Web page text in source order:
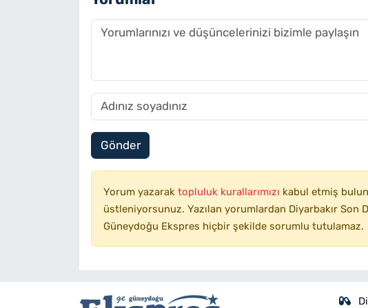
Gönder
Yorum yazarak topluluk kurallarımızı kabul etmiş
üstleniyorsunuz. Yazılan yorumlardan Diyarbakır Son
Güneydoğu Ekspres hiçbir şekilde sorumlu tutulamaz.